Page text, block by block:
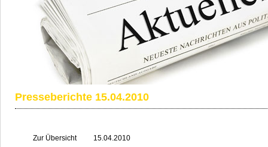
Presseberichte 15.04.2010
Zur Übersicht 15.04.2010